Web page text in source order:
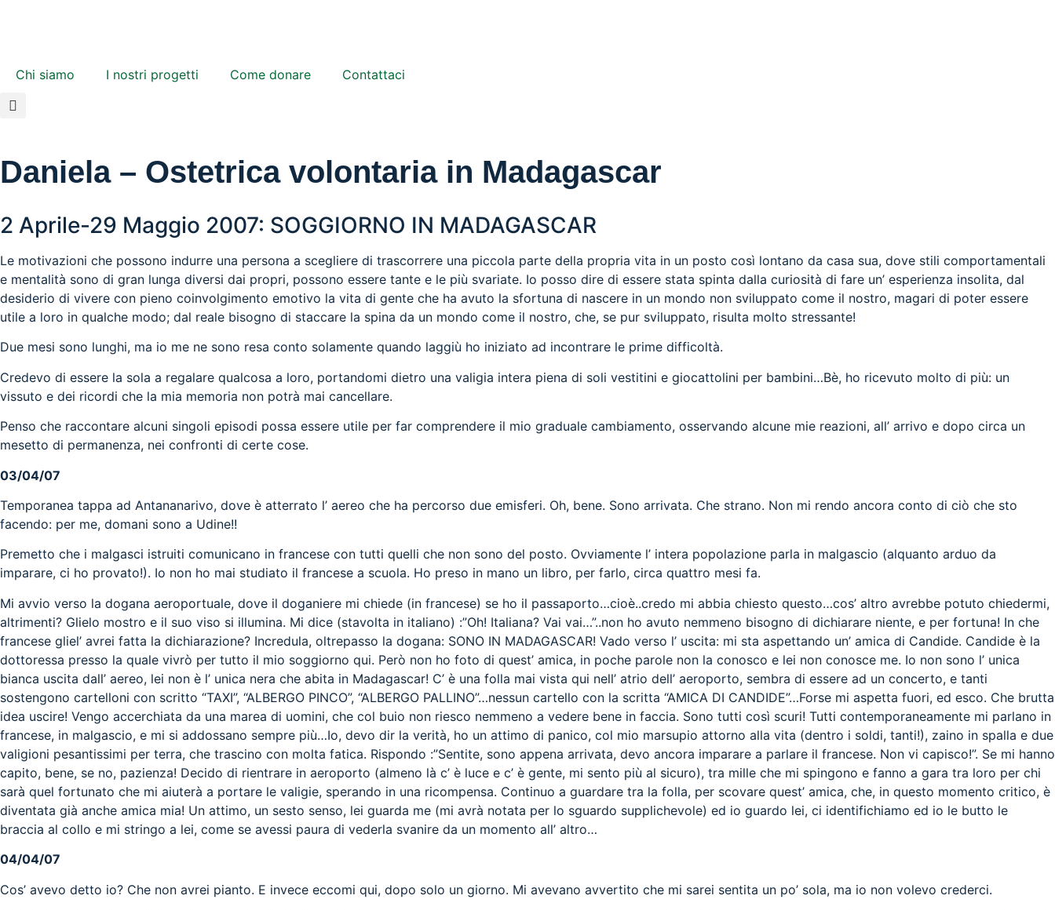
Chi siamo I nostri progetti Come donare Contattaci
Daniela – Ostetrica volontaria in Madagascar
2 Aprile-29 Maggio 2007: SOGGIORNO IN MADAGASCAR
Le motivazioni che possono indurre una persona a scegliere di trascorrere una piccola parte della propria vita in un posto così lontano da casa sua, dove stili comportamentali
e mentalità sono di gran lunga diversi dai propri, possono essere tante e le più svariate. Io posso dire di essere stata spinta dalla curiosità di fare un’ esperienza insolita, dal
desiderio di vivere con pieno coinvolgimento emotivo la vita di gente che ha avuto la sfortuna di nascere in un mondo non sviluppato come il nostro, magari di poter essere
utile a loro in qualche modo; dal reale bisogno di staccare la spina da un mondo come il nostro, che, se pur sviluppato, risulta molto stressante!
Due mesi sono lunghi, ma io me ne sono resa conto solamente quando laggiù ho iniziato ad incontrare le prime difficoltà.
Credevo di essere la sola a regalare qualcosa a loro, portandomi dietro una valigia intera piena di soli vestitini e giocattolini per bambini…Bè, ho ricevuto molto di più: un
vissuto e dei ricordi che la mia memoria non potrà mai cancellare.
Penso che raccontare alcuni singoli episodi possa essere utile per far comprendere il mio graduale cambiamento, osservando alcune mie reazioni, all’ arrivo e dopo circa un
mesetto di permanenza, nei confronti di certe cose.
03/04/07
Temporanea tappa ad Antananarivo, dove è atterrato l’ aereo che ha percorso due emisferi. Oh, bene. Sono arrivata. Che strano. Non mi rendo ancora conto di ciò che sto
facendo: per me, domani sono a Udine!!
Premetto che i malgasci istruiti comunicano in francese con tutti quelli che non sono del posto. Ovviamente l’ intera popolazione parla in malgascio (alquanto arduo da
imparare, ci ho provato!). Io non ho mai studiato il francese a scuola. Ho preso in mano un libro, per farlo, circa quattro mesi fa.
Mi avvio verso la dogana aeroportuale, dove il doganiere mi chiede (in francese) se ho il passaporto…cioè..credo mi abbia chiesto questo…cos’ altro avrebbe potuto chiedermi,
altrimenti? Glielo mostro e il suo viso si illumina. Mi dice (stavolta in italiano) :”Oh! Italiana? Vai vai…”..non ho avuto nemmeno bisogno di dichiarare niente, e per fortuna! In che
francese gliel’ avrei fatta la dichiarazione? Incredula, oltrepasso la dogana: SONO IN MADAGASCAR! Vado verso l’ uscita: mi sta aspettando un’ amica di Candide. Candide è la
dottoressa presso la quale vivrò per tutto il mio soggiorno qui. Però non ho foto di quest’ amica, in poche parole non la conosco e lei non conosce me. Io non sono l’ unica
bianca uscita dall’ aereo, lei non è l’ unica nera che abita in Madagascar! C’ è una folla mai vista qui nell’ atrio dell’ aeroporto, sembra di essere ad un concerto, e tanti
sostengono cartelloni con scritto “TAXI”, “ALBERGO PINCO”, “ALBERGO PALLINO”…nessun cartello con la scritta “AMICA DI CANDIDE”…Forse mi aspetta fuori, ed esco. Che brutta
idea uscire! Vengo accerchiata da una marea di uomini, che col buio non riesco nemmeno a vedere bene in faccia. Sono tutti così scuri! Tutti contemporaneamente mi parlano in
francese, in malgascio, e mi si addossano sempre più…Io, devo dir la verità, ho un attimo di panico, col mio marsupio attorno alla vita (dentro i soldi, tanti!), zaino in spalla e due
valigioni pesantissimi per terra, che trascino con molta fatica. Rispondo :”Sentite, sono appena arrivata, devo ancora imparare a parlare il francese. Non vi capisco!”. Se mi hanno
capito, bene, se no, pazienza! Decido di rientrare in aeroporto (almeno là c’ è luce e c’ è gente, mi sento più al sicuro), tra mille che mi spingono e fanno a gara tra loro per chi
sarà quel fortunato che mi aiuterà a portare le valigie, sperando in una ricompensa. Continuo a guardare tra la folla, per scovare quest’ amica, che, in questo momento critico, è
diventata già anche amica mia! Un attimo, un sesto senso, lei guarda me (mi avrà notata per lo sguardo supplichevole) ed io guardo lei, ci identifichiamo ed io le butto le
braccia al collo e mi stringo a lei, come se avessi paura di vederla svanire da un momento all’ altro…
04/04/07
Cos’ avevo detto io? Che non avrei pianto. E invece eccomi qui, dopo solo un giorno. Mi avevano avvertito che mi sarei sentita un po’ sola, ma io non volevo crederci.